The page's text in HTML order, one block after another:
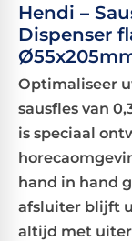
Hendi –
Dispenser
Optimaliseer
sausfles van
is speciaal
hand in hand
afsluiter blijft
altijd met